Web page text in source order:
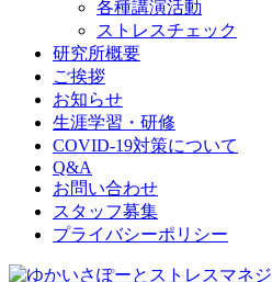
各種講演活動
ストレスチェック
研究所概要
ご挨拶
お知らせ
生涯学習・研修
COVID-19対策について
Q&A
お問い合わせ
スタッフ募集
プライバシーポリシー